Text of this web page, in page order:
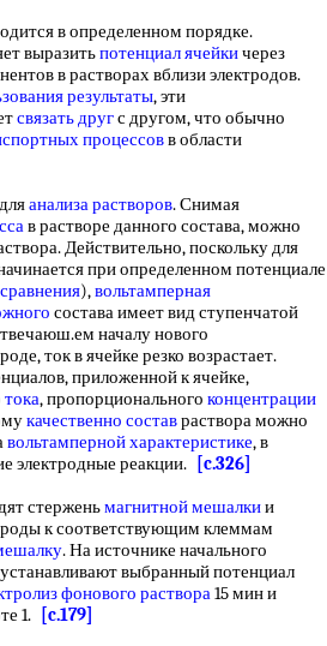
в определенном порядке.
выразитьпотенциал ячейкичерез
в растворах вблизи электродов.
результаты, эти
связать другс другом, что обычно
процессовв области
дляанализа растворов. Снимая
в растворе данного состава, можно
Действительно, поскольку для
при определенном потенциале
),вольтамперная
состава имеет вид ступенчатой
началу нового
ток в ячейке резко возрастает.
приложенной к ячейке,
тока, пропорционального концентрации
качественно составраствора можно
вольтамперной характеристике, в
электродные реакции.
[c.326]
стерженьмагнитной мешалкии
к соответствующим клеммам
. На источнике начального
устанавливают выбранный потенциал
фонового раствора15 мин и
1.
[c.179]